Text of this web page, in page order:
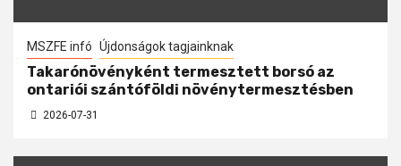
MSZFE infó Újdonságok tagjainknak
Takarónövényként termesztett borsó az
ontariói szántóföldi növénytermesztésben
2026-07-31